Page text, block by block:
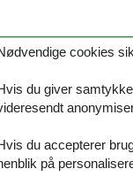
Se
Se det
cookies
du giver
du accepterer
på